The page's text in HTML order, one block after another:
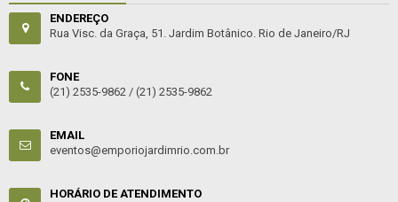
ENDEREÇO
Rua Visc. da Graça, 51. Jardim Botânico. Rio de Janeiro/RJ
FONE
(21) 2535-9862 / (21) 2535-9862
EMAIL
eventos@emporiojardimrio.com.br
HORÁRIO DE ATENDIMENTO